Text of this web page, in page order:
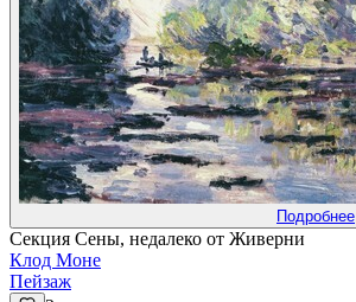
Подробнее
Секция Сены, недалеко от Живерни
Клод Моне
Пейзаж